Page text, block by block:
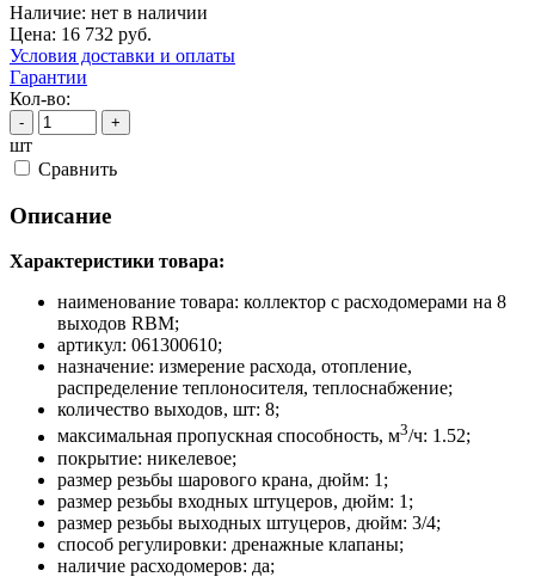
Наличие: нет в наличии
Цена: 16 732 руб.
Условия доставки и оплаты
Гарантии
Кол-во:
- +
шт
Cравнить
Описание
Характеристики товара:
наименование товара: коллектор с расходомерами на 8
выходов RBM;
артикул: 061300610;
назначение: измерение расхода, отопление,
распределение теплоносителя, теплоснабжение;
количество выходов, шт: 8;
максимальная пропускная способность, м3/ч: 1.52;
покрытие: никелевое;
размер резьбы шарового крана, дюйм: 1;
размер резьбы входных штуцеров, дюйм: 1;
размер резьбы выходных штуцеров, дюйм: 3/4;
способ регулировки: дренажные клапаны;
наличие расходомеров: да;